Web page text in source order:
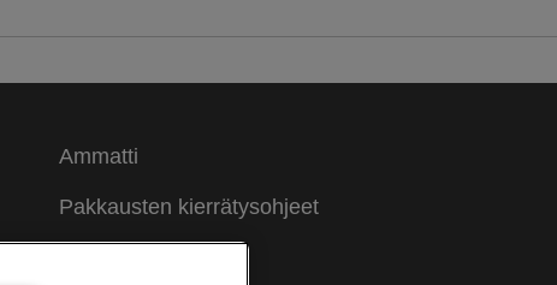
Ammatti
Pakkausten kierrätysohjeet